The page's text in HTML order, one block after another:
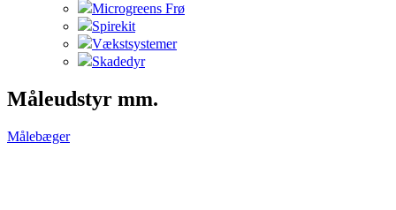
Microgreens Frø
Spirekit
Vækstsystemer
Skadedyr
Måleudstyr mm.
Målebæger